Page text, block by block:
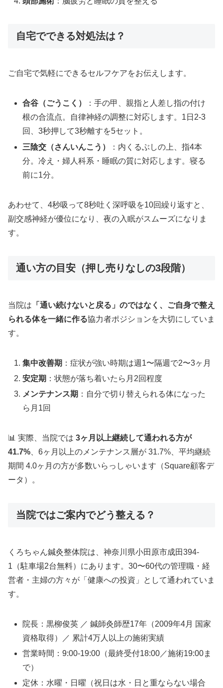
自宅でできる対処法は？
ご自宅で気軽にできるセルフケアをお伝えします。
合谷（ごうこく）
：手の甲、親指と人差し指の付け
根の合流点。自律神経の調整に対応します。1日2-3
回、3秒押して3秒離すを5セット。
三陰交（さんいんこう）
：内くるぶしの上、指4本
分。冷え・婦人科系・睡眠の質に対応します。寝る
前に1分。
あわせて、4秒吸って8秒吐く深呼吸を10回繰り返すと、
副交感神経が優位になり、夜の入眠がスムーズになりま
す。
通い方の目安（押し売りなしの3段階）
当院は 「通い続けないと戻る」のではなく、ご自身で整え
られる体を一緒に作る協力者ポジションを大切にしていま
す。
集中改善期 ：症状が強い時期は週1〜隔週で2〜3ヶ月
安定期 ：状態が落ち着いたら月2回程度
メンテナンス期 ：自分で切り替えられる体になった
ら月1回
📊 実際、当院では 3ヶ月以上継続して通われる方が
41.7% 、6ヶ月以上のメンテナンス層が 31.7%、平均継続
期間 4.0ヶ月の方が多数いらっしゃいます（Square顧客デ
ータ）。
当院ではご案内でどう整える？
くろちゃん鍼灸整体院は、神奈川県小田原市成田394-
1（駐車場2台無料）にあります。30〜60代の管理職・経
営者・主婦の方々が「健康への投資」として通われていま
す。
院長：黒柳俊英 ／ 鍼師灸師歴17年（2009年4月 国家
資格取得）／ 累計4万人以上の施術実績
営業時間：9:00-19:00（最終受付18:00／施術19:00ま
で）
定休：水曜・日曜（祝日は水・日と重ならない場合